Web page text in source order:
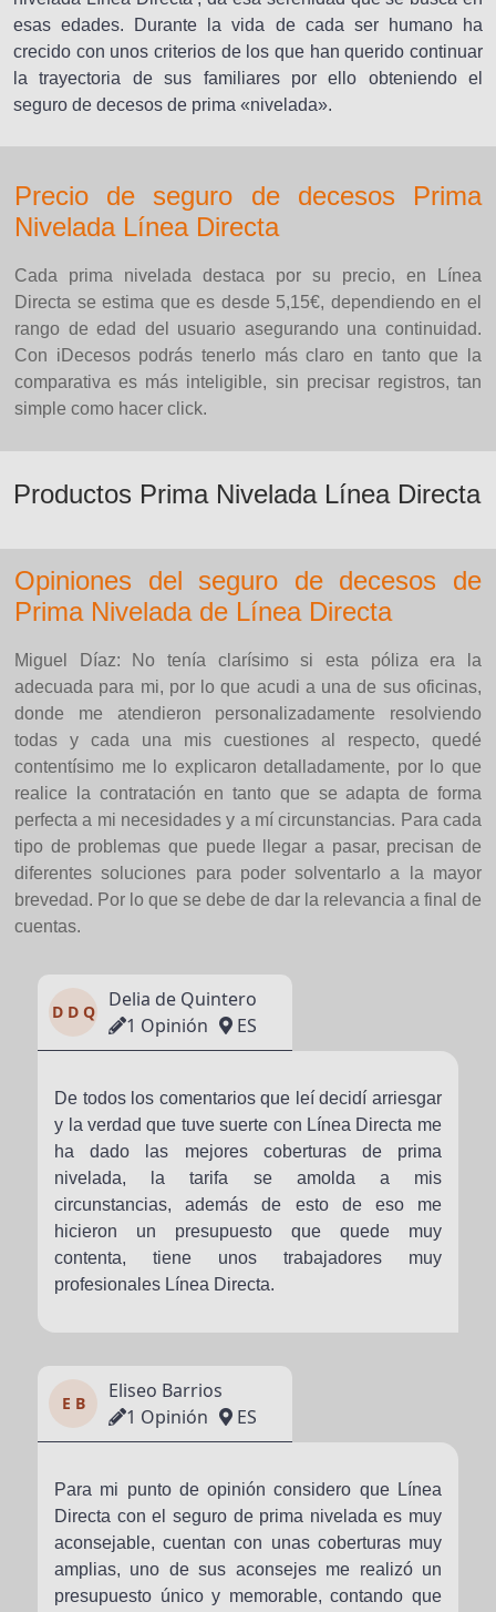
esas edades. Durante la vida de cada ser humano ha
crecido con unos criterios de los que han querido continuar
la trayectoria de sus familiares por ello obteniendo el
seguro de decesos de prima «nivelada».
Precio de seguro de decesos Prima
Nivelada Línea Directa
Cada prima nivelada destaca por su precio, en Línea
Directa se estima que es desde 5,15€, dependiendo en el
rango de edad del usuario asegurando una continuidad.
Con iDecesos podrás tenerlo más claro en tanto que la
comparativa es más inteligible, sin precisar registros, tan
simple como hacer click.
Productos Prima Nivelada Línea Directa
Opiniones del seguro de decesos de
Prima Nivelada de Línea Directa
Miguel Díaz: No tenía clarísimo si esta póliza era la
adecuada para mi, por lo que acudi a una de sus oficinas,
donde me atendieron personalizadamente resolviendo
todas y cada una mis cuestiones al respecto, quedé
contentísimo me lo explicaron detalladamente, por lo que
realice la contratación en tanto que se adapta de forma
perfecta a mi necesidades y a mí circunstancias. Para cada
tipo de problemas que puede llegar a pasar, precisan de
diferentes soluciones para poder solventarlo a la mayor
brevedad. Por lo que se debe de dar la relevancia a final de
cuentas.
D D Q
Delia de Quintero
1 Opinión
ES
De todos los comentarios que leí decidí arriesgar
y la verdad que tuve suerte con Línea Directa me
ha dado las mejores coberturas de prima
nivelada, la tarifa se amolda a mis
circunstancias, además de esto de eso me
hicieron un presupuesto que quede muy
contenta, tiene unos trabajadores muy
profesionales Línea Directa.
E B
Eliseo Barrios
1 Opinión
ES
Para mi punto de opinión considero que Línea
Directa con el seguro de prima nivelada es muy
aconsejable, cuentan con unas coberturas muy
amplias, uno de sus aconsejes me realizó un
presupuesto único y memorable, contando que